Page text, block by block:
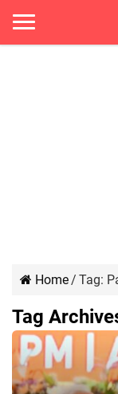
Home/ Tag:
Tag